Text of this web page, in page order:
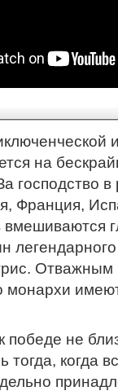
на
господство
Франция,
монархи
победе не
когда